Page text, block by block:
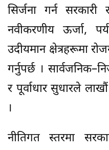
सिर्जना गर्न सरकारी
नवीकरणीय ऊर्जा,
उदीयमान क्षेत्रहरूमा
गर्नुपर्छ ।
र पूर्वाधार सुधारले
।
नीतिगत स्तरमा